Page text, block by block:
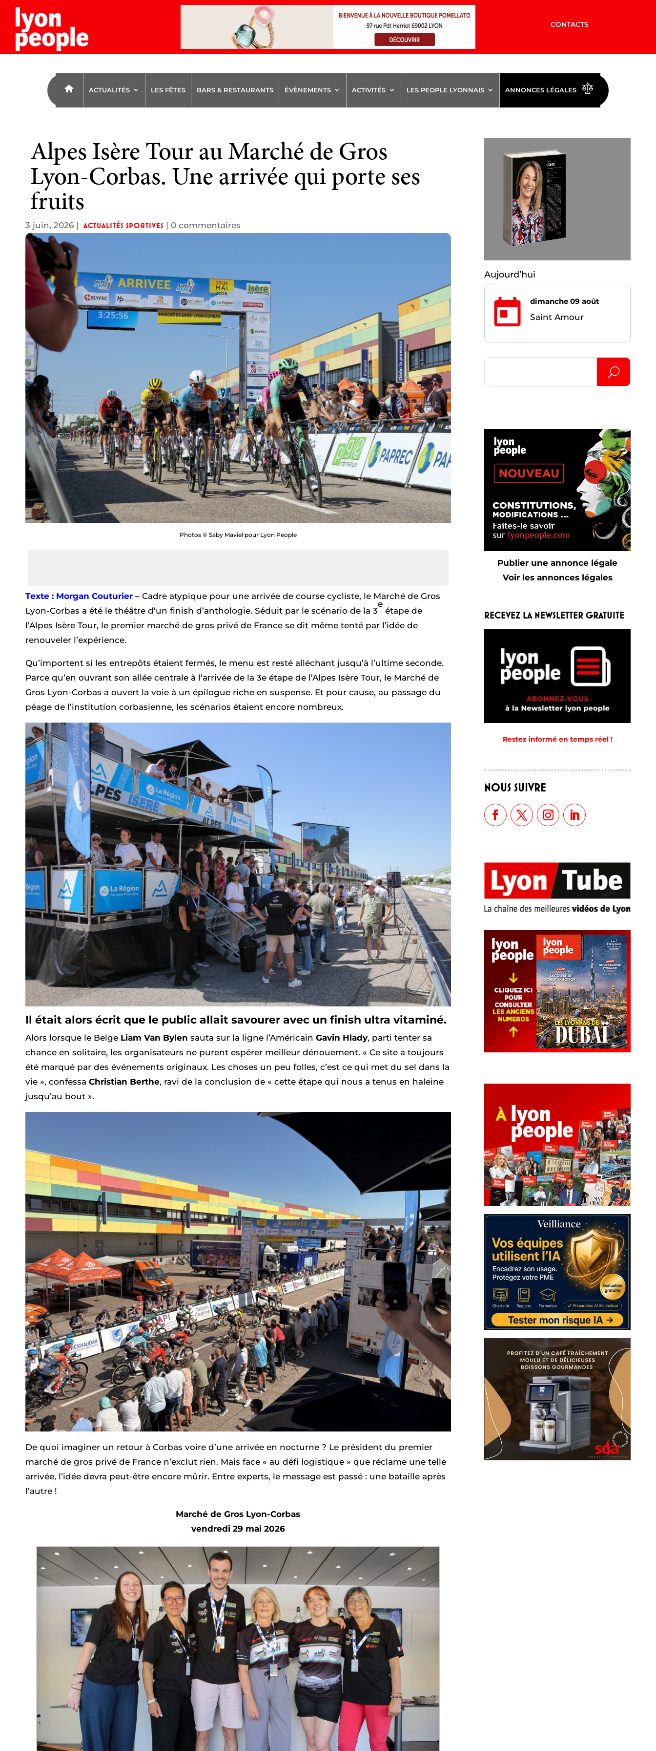
CONTACTS
ACTUALITÉS LES FÊTES BARS & RESTAURANTS ÉVÈNEMENTS ACTIVITÉS LES PEOPLE LYONNAIS ANNONCES LÉGALES
Alpes Isère Tour au Marché de Gros
Lyon-Corbas. Une arrivée qui porte ses
fruits
3 juin, 2026 | ACTUALITÉS SPORTIVES | 0 commentaires
Photos © Saby Maviel pour Lyon People
Texte : Morgan Couturier – Cadre atypique pour une arrivée de course cycliste, le Marché de Gros
Lyon-Corbas a été le théâtre d’un finish d’anthologie. Séduit par le scénario de la 3
e
étape de
l’Alpes Isère Tour, le premier marché de gros privé de France se dit même tenté par l’idée de
renouveler l’expérience.
Qu’importent si les entrepôts étaient fermés, le menu est resté alléchant jusqu’à l’ultime seconde.
Parce qu’en ouvrant son allée centrale à l’arrivée de la 3e étape de l’Alpes Isère Tour, le Marché de
Gros Lyon-Corbas a ouvert la voie à un épilogue riche en suspense. Et pour cause, au passage du
péage de l’institution corbasienne, les scénarios étaient encore nombreux.
Il était alors écrit que le public allait savourer avec un finish ultra vitaminé.
Alors lorsque le Belge Liam Van Bylen sauta sur la ligne l’Américain Gavin Hlady, parti tenter sa
chance en solitaire, les organisateurs ne purent espérer meilleur dénouement. « Ce site a toujours
été marqué par des événements originaux. Les choses un peu folles, c’est ce qui met du sel dans la
vie », confessa Christian Berthe, ravi de la conclusion de « cette étape qui nous a tenus en haleine
jusqu’au bout ».
De quoi imaginer un retour à Corbas voire d’une arrivée en nocturne ? Le président du premier
marché de gros privé de France n’exclut rien. Mais face « au défi logistique » que réclame une telle
arrivée, l’idée devra peut-être encore mûrir. Entre experts, le message est passé : une bataille après
l’autre !
Marché de Gros Lyon-Corbas
vendredi 29 mai 2026
Aujourd’hui
dimanche 09 août
Saint Amour
Publier une annonce légale
Voir les annonces légales
RECEVEZ LA NEWSLETTER GRATUITE
Restez informé en temps réel !
NOUS SUIVRE